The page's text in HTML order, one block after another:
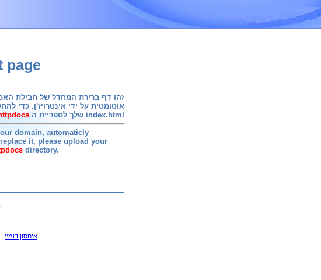
page
זהו דף ברירת המחדל של חבילת
אוטומטית על ידי אינטרויז'ן. כדי
index.html שלך לספריית ה
domain, automaticly
it, please upload your
directory.
איחסון דומיין